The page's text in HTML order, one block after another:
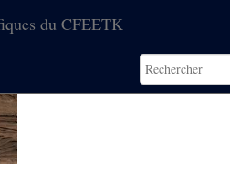
du CFEETK